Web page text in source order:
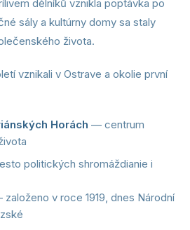
dělníků vznikla poptávka po
sály a kultúrny domy sa staly
života.
vznikali v Ostrave a okolie první
Horách — centrum
politických shromáždianie i
v roce 1919, dnes Národní